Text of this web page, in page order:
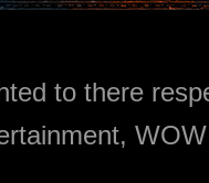
to there